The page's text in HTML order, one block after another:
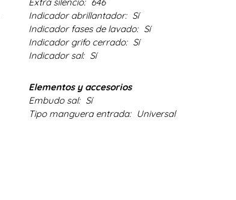
Indicador abrillantador: Sí
Indicador fases de lavado: Sí
Indicador grifo cerrado: Sí
Indicador sal: Sí
Elementos y accesorios
Embudo sal: Sí
Tipo manguera entrada: Universal